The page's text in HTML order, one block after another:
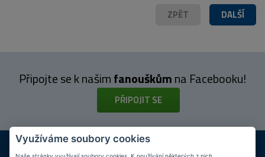
DALŠÍ
ZPĚT
Připojte se k našimfanouškůmna Facebooku!
PŘIPOJIT SE
DOPRAVA ZDARMA
KAMENNÉ PRODEJNY
Využíváme soubory cookies